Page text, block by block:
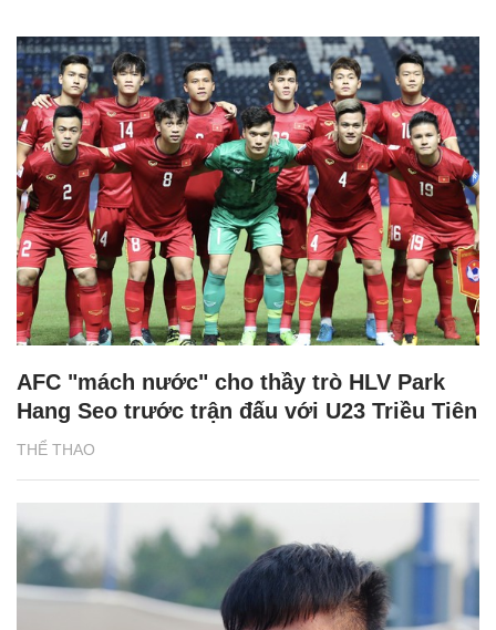
THỂ THAO
AFC "mách nước" cho thầy trò HLV Park
Hang Seo trước trận đấu với U23 Triều Tiên